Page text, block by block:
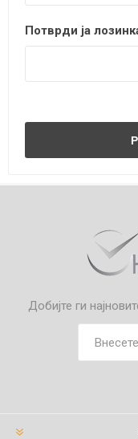
Потврди ја
Добијте ги